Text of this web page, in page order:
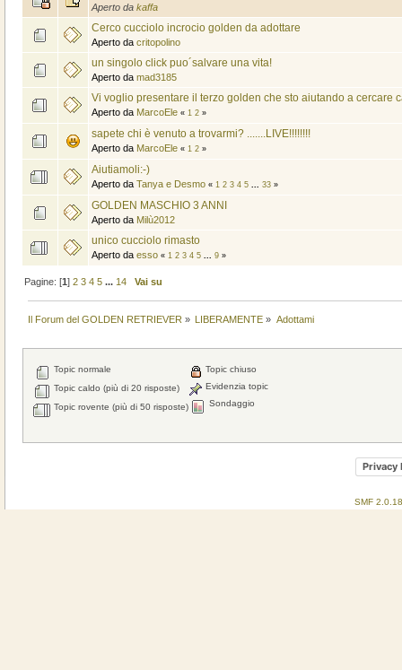
Aperto da kaffa
Cerco cucciolo incrocio golden da adottare
Aperto da critopolino
un singolo click puo´salvare una vita!
Aperto da mad3185
Vi voglio presentare il terzo golden che sto aiutando a cercare
Aperto da MarcoEle « 1 2»
sapete chi è venuto a trovarmi? .......LIVE!!!!!!!!
Aperto da MarcoEle « 1 2»
Aiutiamoli:-)
Aperto da Tanya e Desmo « 1 2 3 4 5 33»
GOLDEN MASCHIO 3 ANNI
Aperto da Milù2012
unico cucciolo rimasto
Aperto da esso « 1 2 3 4 5 9»
Pagine: [1]2 3 4 5 ... 14 Vai su
Il Forum del GOLDEN RETRIEVER » LIBERAMENTE » Adottami
Topic normale
Topic caldo (più di 20 risposte)
Topic rovente (più di 50 risposte)
Topic chiuso
Evidenzia topic
Sondaggio
Privacy
SMF 2.0.18